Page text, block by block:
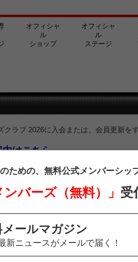
オフィシャ
ル
ショップ
オフィシャ
ル
ステージ
ラブ 2026に入会または、会員更新を
はこちら
ログインを行ってご覧ください。
ための、 無料公式メンバーシッ
バーズ（無料）」 受
メールマガジン
新ニュースがメールで届く！